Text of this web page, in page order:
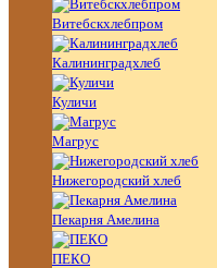
Витебскхлебпром
Калининградхлеб
Куличи
Магрус
Нижегородский хлеб
Пекарня Амелина
ПЕКО